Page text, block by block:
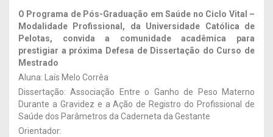
O Programa de Pós-Graduação em Saúde no Ciclo Vital –
Modalidade Profissional, da Universidade Católica de
Pelotas, convida a comunidade acadêmica para
prestigiar a próxima Defesa de Dissertação do Curso de
Mestrado
Aluna: Laís Melo Corrêa
Dissertação: Associação Entre o Ganho de Peso Materno
Durante a Gravidez e a Ação de Registro do Profissional de
Saúde dos Parâmetros da Caderneta da Gestante
Orientador: